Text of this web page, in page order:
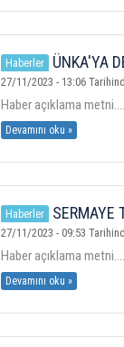
Haberler ÜNKA'YA
27/11/2023 - 13:06
Haber açıklama
Devamını oku »
Haberler
SERMAYE
ARTIRIMI
27/11/2023 - 09:53
Haber açıklama
Devamını oku »